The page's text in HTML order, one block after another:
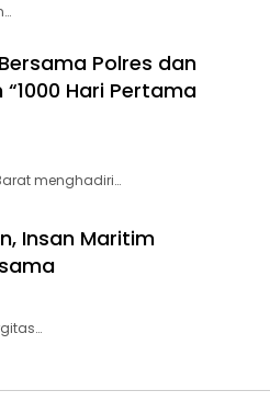
Polres dan
Hari Pertama
menghadiri…
Insan Maritim